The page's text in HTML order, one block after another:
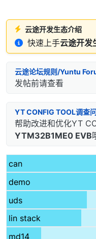
云途开发生态介绍
快速上手云途开发
云途论坛规则/Yuntu
发帖前请查看
YT CONFIG TOOL调查
帮助改进和优化YT
YTM32B1ME0 EVB
can
demo
uds
lin stack
md14